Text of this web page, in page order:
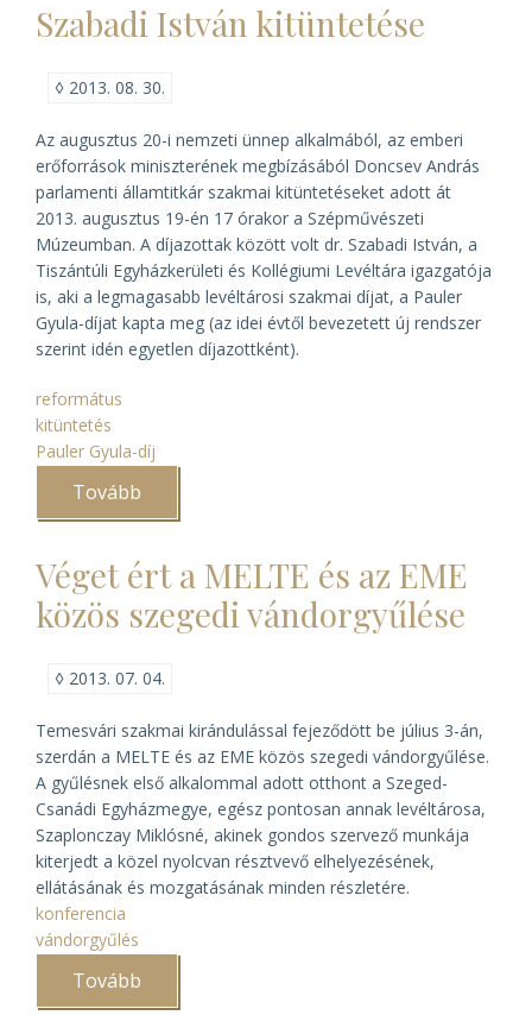
szerzetesi
gyűjteményi
Szabadi István kitüntetése
◊ 2013. 08. 30.
Az augusztus 20-i nemzeti ünnep alkalmából, az emberi
erőforrások miniszterének megbízásából Doncsev András
parlamenti államtitkár szakmai kitüntetéseket adott át
2013. augusztus 19-én 17 órakor a Szépművészeti
Múzeumban. A díjazottak között volt dr. Szabadi István, a
Tiszántúli Egyházkerületi és Kollégiumi Levéltára igazgatója
is, aki a legmagasabb levéltárosi szakmai díjat, a Pauler
Gyula-díjat kapta meg (az idei évtől bevezetett új rendszer
szerint idén egyetlen díjazottként).
református
kitüntetés
Pauler Gyula-díj
Tovább
kitüntetése)
Véget ért a MELTE és az EME
közös szegedi vándorgyűlése
◊ 2013. 07. 04.
Temesvári szakmai kirándulással fejeződött be július 3-án,
szerdán a MELTE és az EME közös szegedi vándorgyűlése.
A gyűlésnek első alkalommal adott otthont a Szeged-
Csanádi Egyházmegye, egész pontosan annak levéltárosa,
Szaplonczay Miklósné, akinek gondos szervező munkája
kiterjedt a közel nyolcvan résztvevő elhelyezésének,
ellátásának és mozgatásának minden részletére.
konferencia
vándorgyűlés
Tovább
a